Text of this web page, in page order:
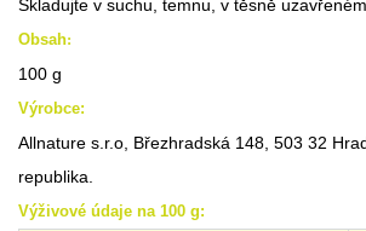
Skladujte v suchu, temnu, v těsně
Obsah:
100 g
Výrobce:
Allnature s.r.o, Březhradská 148, 503 32
republika.
Výživové údaje na 100 g: